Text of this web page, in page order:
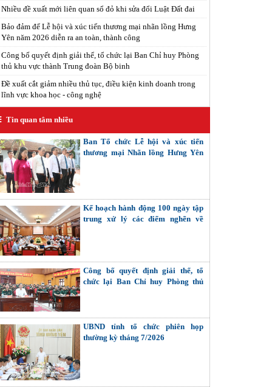
Nhiều đề xuất mới liên quan sổ đỏ khi sửa đổi Luật Đất đai
Bảo đảm để Lễ hội và xúc tiến thương mại nhãn lồng Hưng
Yên năm 2026 diễn ra an toàn, thành công
Công bố quyết định giải thể, tổ chức lại Ban Chỉ huy Phòng
thủ khu vực thành Trung đoàn Bộ binh
Đề xuất cắt giảm nhiều thủ tục, điều kiện kinh doanh trong
lĩnh vực khoa học - công nghệ
Tin quan tâm nhiều
Ban Tổ chức Lễ hội và xúc tiến
thương mại Nhãn lồng Hưng Yên
Kế hoạch hành động 100 ngày tập
trung xử lý các điểm nghẽn về
Công bố quyết định giải thể, tổ
chức lại Ban Chỉ huy Phòng thủ
UBND tỉnh tổ chức phiên họp
thường kỳ tháng 7/2026